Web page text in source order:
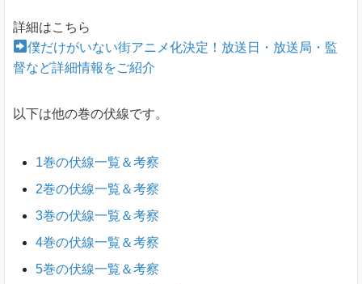
詳細はこちら
僕だけがいない街アニメ化決定！放送日・放送局・監
督など詳細情報をご紹介
以下は他の巻の伏線です。
1巻の伏線一覧＆考察
2巻の伏線一覧＆考察
3巻の伏線一覧＆考察
4巻の伏線一覧＆考察
5巻の伏線一覧＆考察